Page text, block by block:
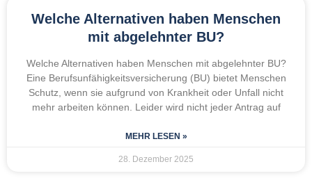
Welche Alternativen haben Menschen
mit abgelehnter BU?
Welche Alternativen haben Menschen mit abgelehnter BU?
Eine Berufsunfähigkeitsversicherung (BU) bietet Menschen
Schutz, wenn sie aufgrund von Krankheit oder Unfall nicht
mehr arbeiten können. Leider wird nicht jeder Antrag auf
MEHR LESEN »
28. Dezember 2025